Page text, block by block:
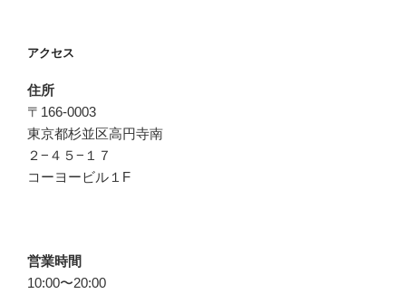
アクセス
住所
〒166-0003
東京都杉並区高円寺南
２−４５−１７
コーヨービル１F
営業時間
10:00〜20:00